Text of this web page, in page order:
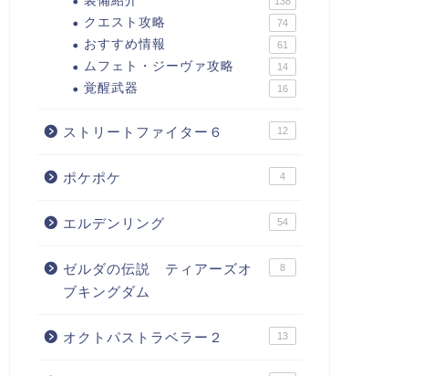
クエスト攻略 74
おすすめ情報 61
ムフェト・ジーヴァ攻略 14
覚醒武器 16
ストリートファイター６ 12
ポケポケ 4
エルデンリング 54
ゼルダの伝説 ティアーズオ
ブキングダム
8
オクトパストラベラー２ 13